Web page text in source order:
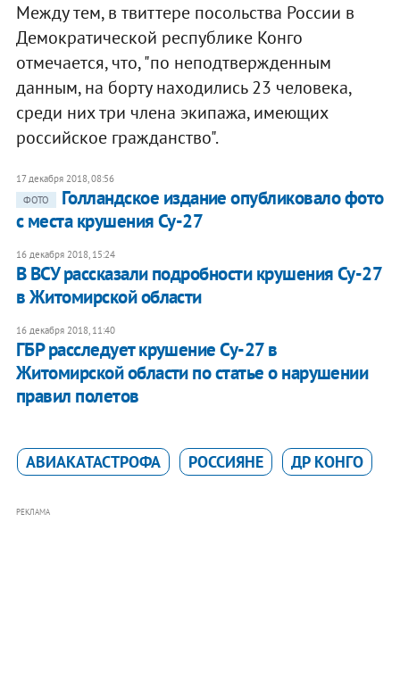
Между тем, в твиттере посольства России в
Демократической республике Конго
отмечается, что, "по неподтвержденным
данным, на борту находились 23 человека,
среди них три члена экипажа, имеющих
российское гражданство".
17 декабря 2018, 08:56
ФОТО
Голландское издание опубликовало фото
с места крушения Су-27
16 декабря 2018, 15:24
В ВСУ рассказали подробности крушения Су-27
в Житомирской области
16 декабря 2018, 11:40
ГБР расследует крушение Су-27 в
Житомирской области по статье о нарушении
правил полетов
АВИАКАТАСТРОФА РОССИЯНЕ ДР КОНГО
РЕКЛАМА